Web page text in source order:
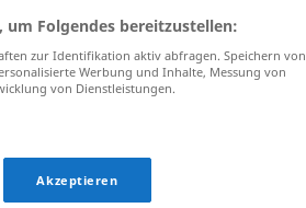
(≈ richtig, sorgfältig)
(≈ gründlich)
(≈ anständig)
Folgendes bereitzustellen:
zur Identifikation aktiv abfragen. Speichern von
Werbung und Inhalte, Messung von
von Dienstleistungen.
Akzeptieren